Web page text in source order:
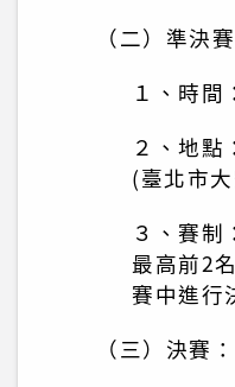
（二）準決賽
１、時間
２、地點
(臺北市
３、賽制
最高前2
賽中進行
（三）決賽：